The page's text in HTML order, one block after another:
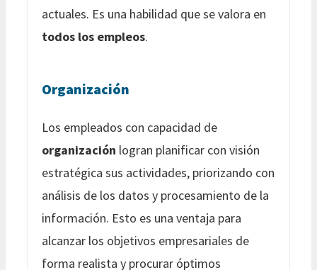
actuales. Es una habilidad que se valora en
todos los empleos.
Organización
Los empleados con capacidad de
organización logran planificar con visión
estratégica sus actividades, priorizando con
análisis de los datos y procesamiento de la
información. Esto es una ventaja para
alcanzar los objetivos empresariales de
forma realista y procurar óptimos